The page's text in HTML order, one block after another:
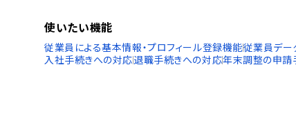
使いたい機能
従業員による基本情報・プロフィール登録機能従業員デー
入社手続きへの対応退職手続きへの対応年末調整の申請